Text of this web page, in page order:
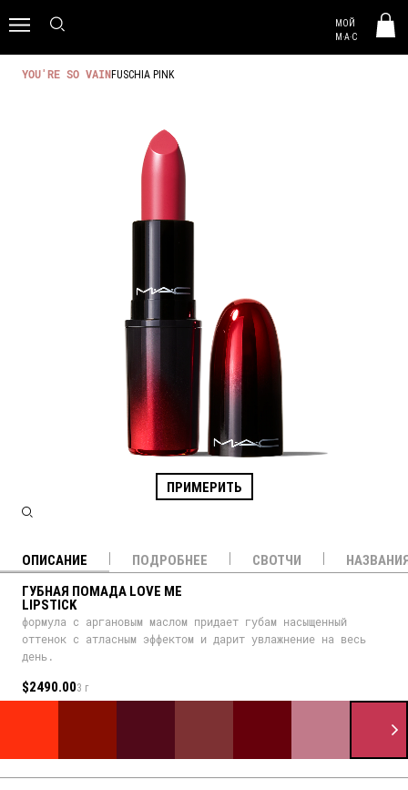
МОЙ
M·A·C
YOU'RE SO VAINFUSCHIA PINK
ПРИМЕРИТЬ
ОПИСАНИЕ ПОДРОБНЕЕ СВОТЧИ
ГУБНАЯ ПОМАДА LOVE ME
LIPSTICK
формула с аргановым маслом придает губам насыщенный
оттенок с атласным эффектом и дарит увлажнение на весь
день.
$2490.003 г